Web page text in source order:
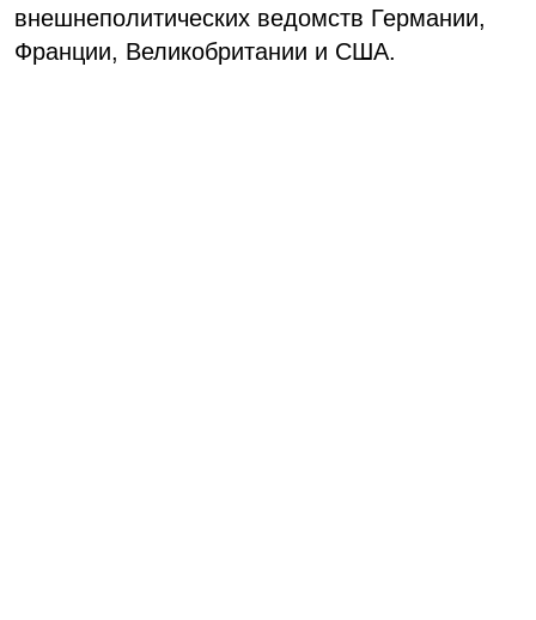
внешнеполитических ведомств Германии,
Франции, Великобритании и США.